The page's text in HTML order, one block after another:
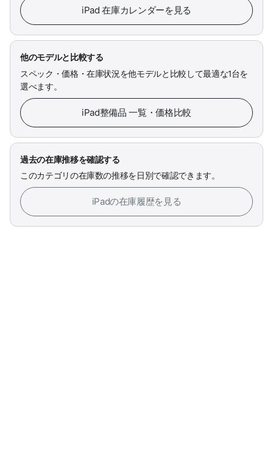
iPad 在庫カレンダーを見る
他のモデルと比較する
スペック・価格・在庫状況を他モデルと比較して最適な1台を
選べます。
iPad整備品 一覧・価格比較
過去の在庫推移を確認する
このカテゴリの在庫数の推移を日別で確認できます。
iPadの在庫履歴を見る